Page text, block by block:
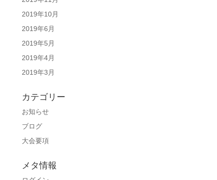
2019年10月
2019年6月
2019年5月
2019年4月
2019年3月
カテゴリー
お知らせ
ブログ
大会要項
メタ情報